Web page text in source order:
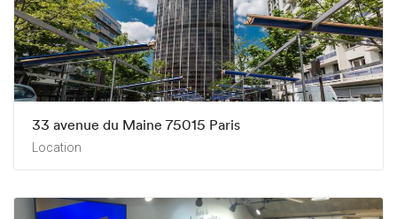
33 avenue du Maine 75015 Paris
Location